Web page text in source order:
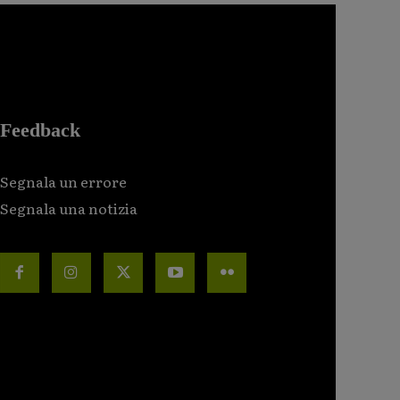
Feedback
Segnala un errore
Segnala una notizia